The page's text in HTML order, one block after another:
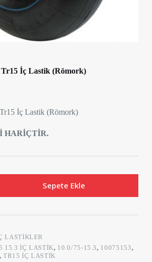
Tr15 İç Lastik (Römork)
İç Lastik (Römork)
HARİÇTİR.
Sepete Ekle
LASTIKLER
15.3 IÇ LASTIK, 10.0/75-15.3, 10075153,
, TR15 İÇ LASTIK